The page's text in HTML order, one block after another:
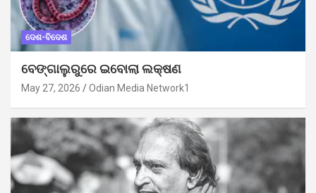
ଦେଶ-ବିଦେଶ
ବେଙ୍ଗାଲୁରୁରେ ଇବୋଲା ଲକ୍ଷଣ
May 27, 2026 Odian Media Network1